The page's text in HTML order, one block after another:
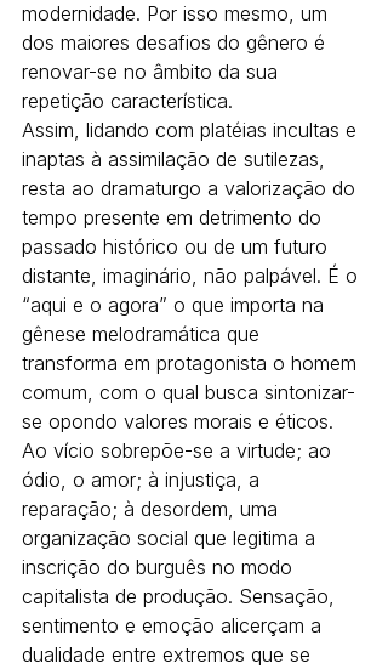
modernidade. Por isso mesmo, um
dos maiores desafios do gênero é
renovar-se no âmbito da sua
repetição característica.
Assim, lidando com platéias incultas e
inaptas à assimilação de sutilezas,
resta ao dramaturgo a valorização do
tempo presente em detrimento do
passado histórico ou de um futuro
distante, imaginário, não palpável. É o
“aqui e o agora” o que importa na
gênese melodramática que
transforma em protagonista o homem
comum, com o qual busca sintonizar-
se opondo valores morais e éticos.
Ao vício sobrepõe-se a virtude; ao
ódio, o amor; à injustiça, a
reparação; à desordem, uma
organização social que legitima a
inscrição do burguês no modo
capitalista de produção. Sensação,
sentimento e emoção alicerçam a
dualidade entre extremos que se